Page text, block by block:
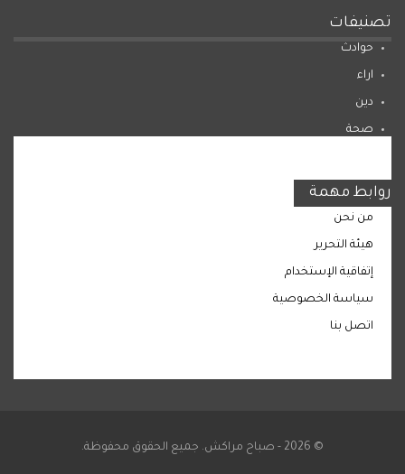
تصنيفات
حوادث
اراء
دين
صحة
روابط مهمة
من نحن
هيئة التحرير
إتفاقية الإستخدام
سياسة الخصوصية
اتصل بنا
© 2026 - صباح مراكش. جميع الحقوق محفوظة.